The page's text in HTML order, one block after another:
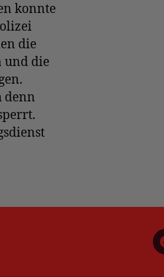
konnte
die
und die
denn